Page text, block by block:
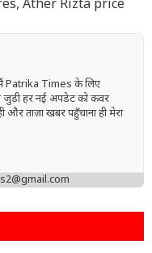
, Ather Rizta price
Patrika Times के लिए
जुड़ी हर नई अपडेट को कवर
और ताज़ा खबर पहुँचाना ही मेरा